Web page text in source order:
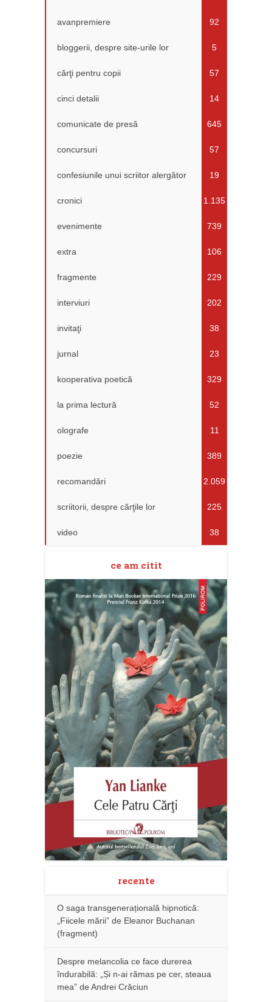
avanpremiere 92
bloggerii, despre site-urile lor 5
cărţi pentru copii 57
cinci detalii 14
comunicate de presă 645
concursuri 57
confesiunile unui scriitor alergător 19
cronici 1.135
evenimente 739
extra 106
fragmente 229
interviuri 202
invitaţi 38
jurnal 23
kooperativa poetică 329
la prima lectură 52
olografe 11
poezie 389
recomandări 2.059
scriitorii, despre cărţile lor 225
video 38
ce am citit
recente
O saga transgenerațională hipnotică:
„Fiicele mării” de Eleanor Buchanan
(fragment)
Despre melancolia ce face durerea
îndurabilă: „Și n-ai rămas pe cer, steaua
mea” de Andrei Crăciun